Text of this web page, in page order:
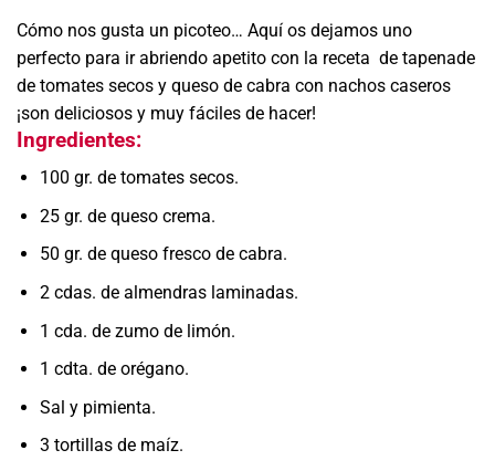
Cómo nos gusta un picoteo… Aquí os dejamos uno
perfecto para ir abriendo apetito con la receta de tapenade
de tomates secos y queso de cabra con nachos caseros
¡son deliciosos y muy fáciles de hacer!
Ingredientes:
100 gr. de tomates secos.
25 gr. de queso crema.
50 gr. de queso fresco de cabra.
2 cdas. de almendras laminadas.
1 cda. de zumo de limón.
1 cdta. de orégano.
Sal y pimienta.
3 tortillas de maíz.